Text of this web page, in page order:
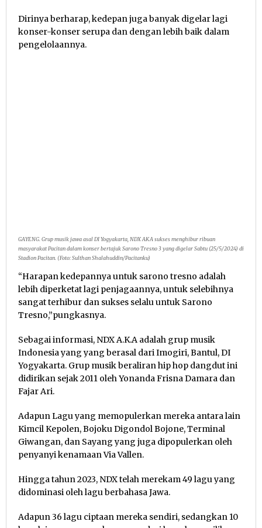
Dirinya berharap, kedepan juga banyak digelar lagi
konser-konser serupa dan dengan lebih baik dalam
pengelolaannya.
GAYENG. Grup musik jawa asal DI Yogyakarta, NDX AKA sukses menghibur ribuan
masyarakat Pacitan dalam konser bertajuk Sarono Tresno 3 yang digelar Sabtu (25/5/2024) di
Stadion Pacitan. (Foto: Sulthan Shalahuddin/Pacitanku)
“Harapan kedepannya untuk sarono tresno adalah
lebih diperketat lagi penjagaannya, untuk selebihnya
sangat terhibur dan sukses selalu untuk Sarono
Tresno,”pungkasnya.
Sebagai informasi, NDX A.K.A adalah grup musik
Indonesia yang yang berasal dari Imogiri, Bantul, DI
Yogyakarta. Grup musik beraliran hip hop dangdut ini
didirikan sejak 2011 oleh Yonanda Frisna Damara dan
Fajar Ari.
Adapun Lagu yang memopulerkan mereka antara lain
Kimcil Kepolen, Bojoku Digondol Bojone, Terminal
Giwangan, dan Sayang yang juga dipopulerkan oleh
penyanyi kenamaan Via Vallen.
Hingga tahun 2023, NDX telah merekam 49 lagu yang
didominasi oleh lagu berbahasa Jawa.
Adapun 36 lagu ciptaan mereka sendiri, sedangkan 10